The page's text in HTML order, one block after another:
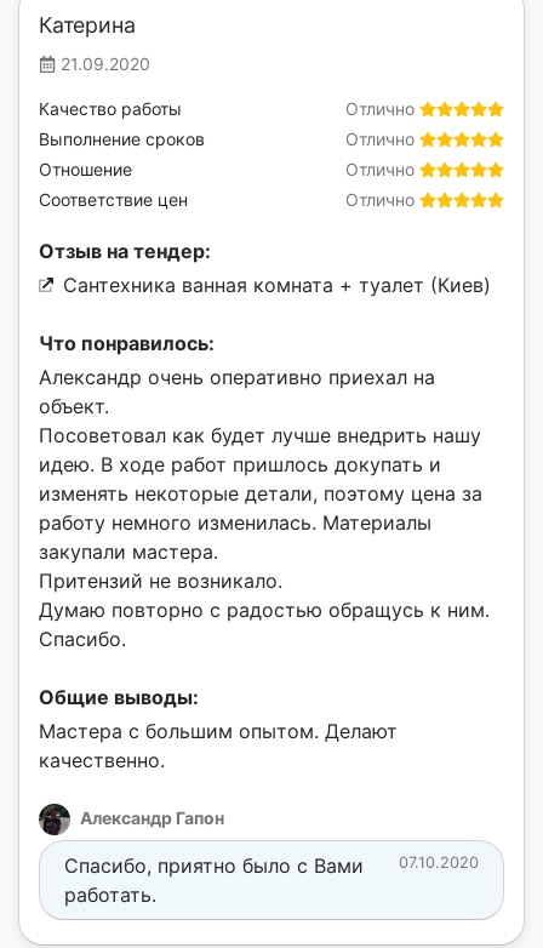
Катерина
21.09.2020
Отлично
Качество работы
Отлично
Выполнение сроков
Отлично
Отношение
Отлично
Соответствие цен
Отзыв на тендер:
Сантехника ванная комната + туалет (Киев)
Что понравилось:
Александр очень оперативно приехал на
объект.
Посоветовал как будет лучше внедрить нашу
идею. В ходе работ пришлось докупать и
изменять некоторые детали, поэтому цена за
работу немного изменилась. Материалы
закупали мастера.
Притензий не возникало.
Думаю повторно с радостью обращусь к ним.
Спасибо.
Общие выводы:
Мастера с большим опытом. Делают
качественно.
Александр Гапон
07.10.2020
Спасибо, приятно было с Вами
работать.